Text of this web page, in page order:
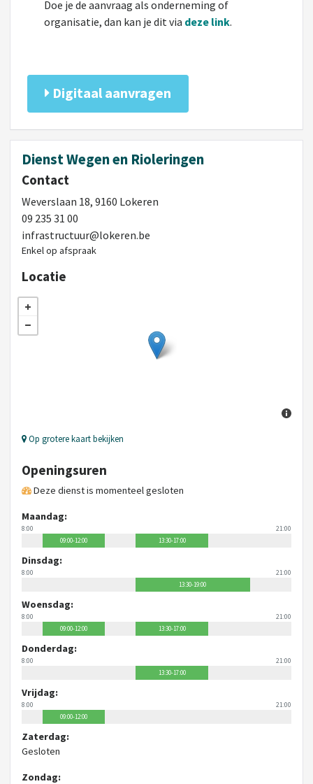
Doe je de aanvraag als onderneming of
organisatie, dan kan je dit via deze link.
Digitaal aanvragen
Dienst Wegen en Rioleringen
Contact
Weverslaan 18, 9160 Lokeren
09 235 31 00
infrastructuur@lokeren.be
Enkel op afspraak
Locatie
Op grotere kaart bekijken
Openingsuren
Deze dienst is momenteel gesloten
Maandag:
8:00 21:00
09:00-12:00 13:30-17:00
Dinsdag:
8:00 21:00
13:30-19:00
Woensdag:
8:00 21:00
09:00-12:00 13:30-17:00
Donderdag:
8:00 21:00
13:30-17:00
Vrijdag:
8:00 21:00
09:00-12:00
Zaterdag:
Gesloten
Zondag: